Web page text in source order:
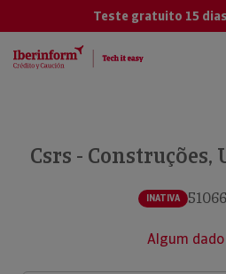
Teste gratuito 15 dias
Csrs - Construções,
INATIVA
Algum